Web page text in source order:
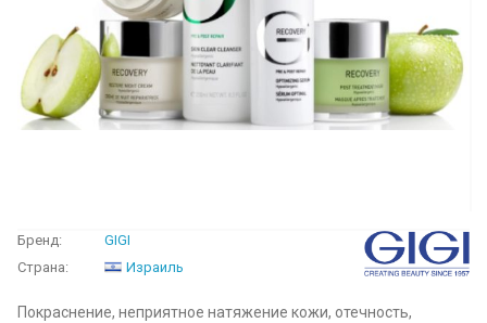
Бренд:
GIGI
Страна:
Израиль
Покраснение, неприятное натяжение кожи, отечность,